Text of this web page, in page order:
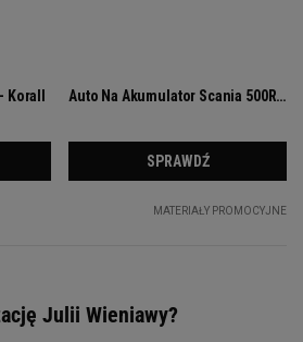
Julii Wieniawy?